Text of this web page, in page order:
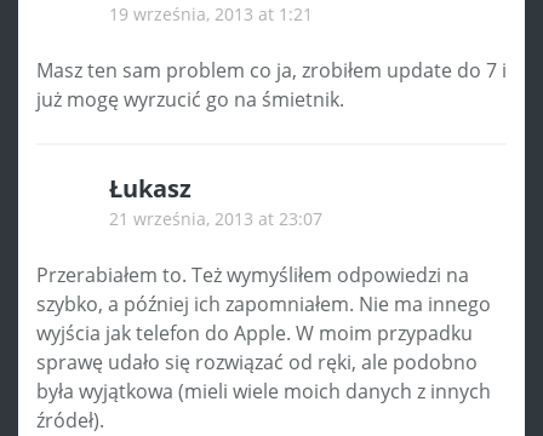
19 września, 2013 at 1:21
Masz ten sam problem co ja, zrobiłem update do 7 i
już mogę wyrzucić go na śmietnik.
Łukasz
21 września, 2013 at 23:07
Przerabiałem to. Też wymyśliłem odpowiedzi na
szybko, a później ich zapomniałem. Nie ma innego
wyjścia jak telefon do Apple. W moim przypadku
sprawę udało się rozwiązać od ręki, ale podobno
była wyjątkowa (mieli wiele moich danych z innych
źródeł).